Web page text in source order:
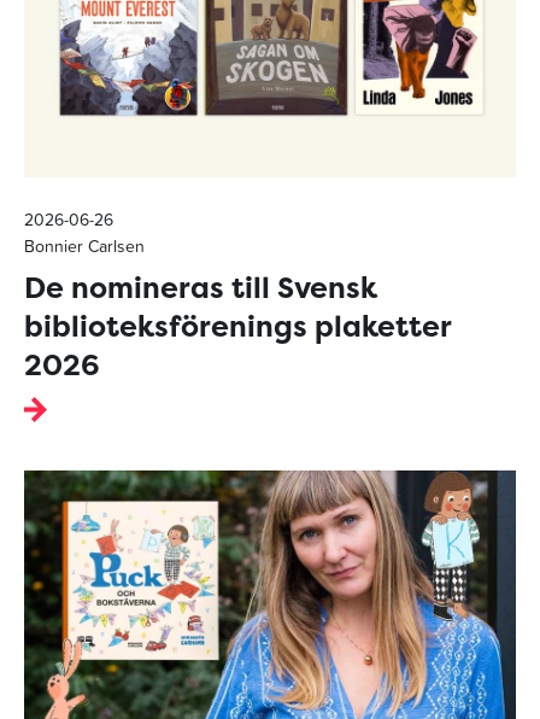
2026-06-26
Bonnier Carlsen
De nomineras till Svensk
biblioteksförenings plaketter
2026